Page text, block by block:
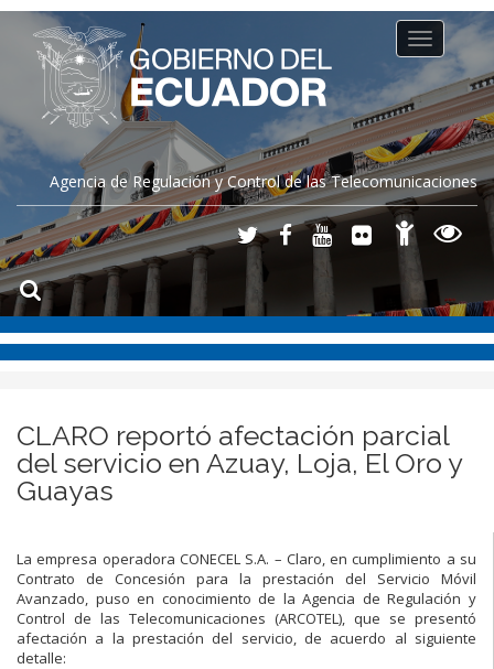
Agencia de Regulación y Control de las Telecomunicaciones
Toggle
navigation
CLARO reportó afectación parcial
del servicio en Azuay, Loja, El Oro y
Guayas
La empresa operadora CONECEL S.A. – Claro, en cumplimiento a su
Contrato de Concesión para la prestación del Servicio Móvil
Avanzado, puso en conocimiento de la Agencia de Regulación y
Control de las Telecomunicaciones (ARCOTEL), que se presentó
afectación a la prestación del servicio, de acuerdo al siguiente
detalle: